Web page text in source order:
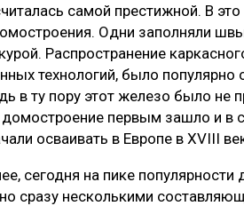
самой престижной. В
Одни заполняли
Распространение
технологий, было популярно
в ту пору этот железо было не
домостроение первым зашло и в
осваивать в Европе в XVIII
сегодня на пике
сразу несколькими